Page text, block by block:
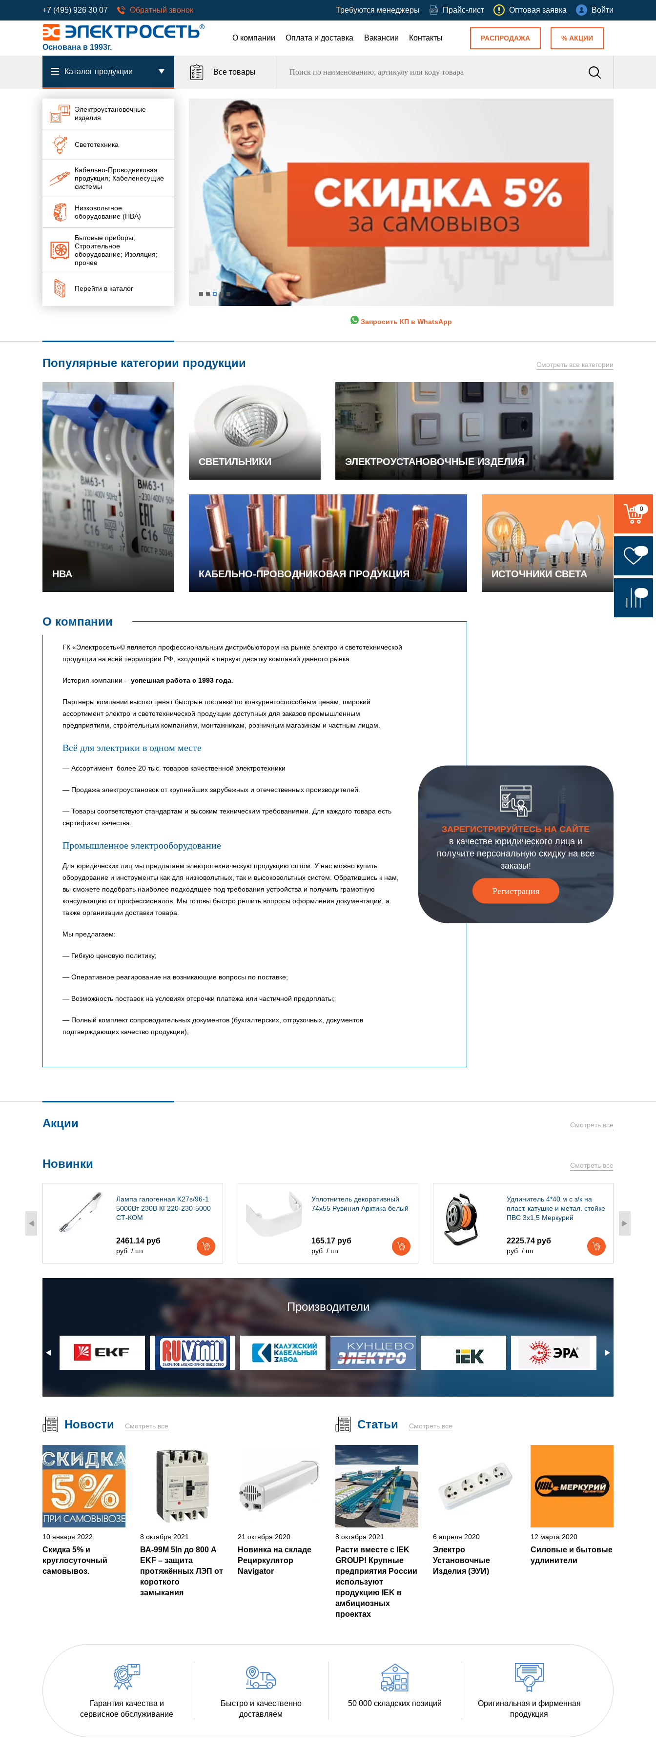
+7 (495) 926 30 07 Обратный звонок Требуются менеджеры Прайс-лист Оптовая заявка Войти
Основана в 1993г.
О компании Оплата и доставка Вакансии Контакты РАСПРОДАЖА % АКЦИИ
Каталог продукции Все товары
Электроустановочные
изделия
Светотехника
Кабельно-Проводниковая
продукция; Кабеленесущие
системы
Низковольтное
оборудование (НВА)
Бытовые приборы;
Строительное
оборудование; Изоляция;
прочее
Перейти в каталог
Запросить КП в WhatsApp
Популярные категории продукции Смотреть все категории
НВА
СВЕТИЛЬНИКИ ЭЛЕКТРОУСТАНОВОЧНЫЕ ИЗДЕЛИЯ
КАБЕЛЬНО-ПРОВОДНИКОВАЯ ПРОДУКЦИЯ ИСТОЧНИКИ СВЕТА
О компании
ГК «Электросеть»© является профессиональным дистрибьютором на рынке электро и светотехнической
продукции на всей территории РФ, входящей в первую десятку компаний данного рынка.
История компании - успешная работа с 1993 года
Партнеры компании высоко ценят быстрые поставки по конкурентоспособным ценам, широкий
ассортимент электро и светотехнической продукции доступных для заказов промышленным
предприятиям, строительным компаниям, монтажникам, розничным магазинам и частным лицам.
Всё для электрики в одном месте
— Ассортимент более 20 тыс. товаров качественной электротехники
— Продажа электроустановок от крупнейших зарубежных и отечественных производителей.
— Товары соответствуют стандартам и высоким техническим требованиями. Для каждого товара есть
сертификат качества.
Промышленное электрооборудование
Для юридических лиц мы предлагаем электротехническую продукцию оптом. У нас можно купить
оборудование и инструменты как для низковольтных, так и высоковольтных систем. Обратившись к нам,
вы сможете подобрать наиболее подходящее под требования устройства и получить грамотную
консультацию от профессионалов. Мы готовы быстро решить вопросы оформления документации, а
также организации доставки товара.
Мы предлагаем:
— Гибкую ценовую политику;
— Оперативное реагирование на возникающие вопросы по поставке;
— Возможность поставок на условиях отсрочки платежа или частичной предоплаты;
— Полный комплект сопроводительных документов (бухгалтерских, отгрузочных, документов
подтверждающих качество продукции);
ЗАРЕГИСТРИРУЙТЕСЬ НА САЙТЕ
в качестве юридического лица и
получите персональную скидку на все
заказы!
Регистрация
Акции Смотреть все
Новинки Смотреть все
Лампа галогенная K27s/96-1
5000Вт 230В КГ220-230-5000
СТ-КОМ
2461.14 руб
руб. / шт
Уплотнитель декоративный
74х55 Рувинил Арктика белый
165.17 руб
руб. / шт
Удлинитель 4*40 м с з/к на
пласт. катушке и метал. стойке
ПВС 3х1,5 Меркурий
2225.74 руб
руб. / шт
Производители
Новости Смотреть все
10 января 2022
Скидка 5% и
круглосуточный
самовывоз.
8 октября 2021
ВА-99М 5In до 800 А
EKF – защита
протяжённых ЛЭП от
короткого
замыкания
21 октября 2020
Новинка на складе
Рециркулятор
Navigator
Статьи Смотреть все
8 октября 2021
Расти вместе с IEK
GROUP! Крупные
предприятия России
используют
продукцию IEK в
амбициозных
проектах
6 апреля 2020
Электро
Установочные
Изделия (ЭУИ)
12 марта 2020
Силовые и бытовые
удлинители
Гарантия качества и
сервисное обслуживание
Быстро и качественно
доставляем
50 000 складских позиций
Оригинальная и фирменная
продукция
0